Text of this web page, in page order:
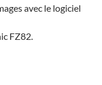
avec le logiciel
FZ82.